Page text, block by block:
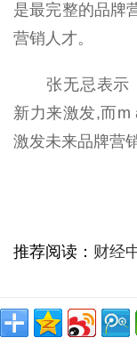
是最完整的品牌
营销人才。
张无忌表示：
新力来激发,而m
激发未来品牌营
推荐阅读： 财经